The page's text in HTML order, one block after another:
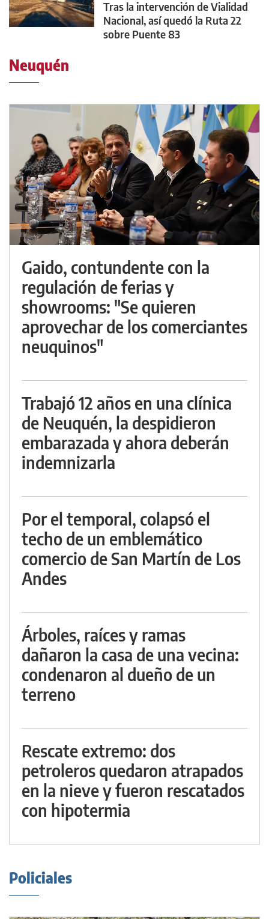
Tras la intervención de Vialidad
Nacional, así quedó la Ruta 22
sobre Puente 83
Neuquén
Gaido, contundente con la
regulación de ferias y
showrooms: "Se quieren
aprovechar de los comerciantes
neuquinos"
Trabajó 12 años en una clínica
de Neuquén, la despidieron
embarazada y ahora deberán
indemnizarla
Por el temporal, colapsó el
techo de un emblemático
comercio de San Martín de Los
Andes
Árboles, raíces y ramas
dañaron la casa de una vecina:
condenaron al dueño de un
terreno
Rescate extremo: dos
petroleros quedaron atrapados
en la nieve y fueron rescatados
con hipotermia
Policiales